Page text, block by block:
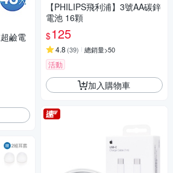
鹼電
【PHILIPS飛利浦】3號AA碳鋅
電池 16顆
$125
4.8 (39) 總銷量>50
活動
加入購物車